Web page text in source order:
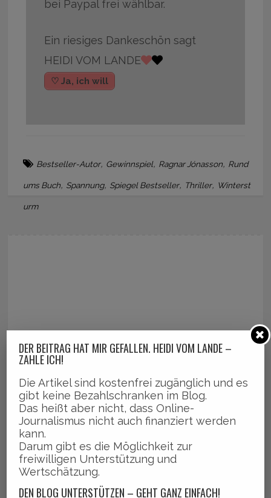
bei Paypal frei wählbar.
Ein riesiges Dankeschön sagt
HEIDI VOM LANDE
♡ Ja, ich will
Bestseller-Autor, Gewinnspiel, Ragnar Jónasson, Rund
ums Buch, Spannung, Spiegel Bestseller, Thriller, Winterst
urm
DER BEITRAG HAT MIR GEFALLEN. HEIDI VOM LANDE –
ZAHLE ICH!
Die Artikel sind kostenfrei zugänglich und es
gibt keine Bezahlschranken im Blog.
Das heißt aber nicht, dass Online-
Journalismus nicht auch finanziert werden
kann.
Darum gibt es die Möglichkeit zur
freiwilligen Unterstützung und
Wertschätzung.
DEN BLOG UNTERSTÜTZEN – GEHT GANZ EINFACH!